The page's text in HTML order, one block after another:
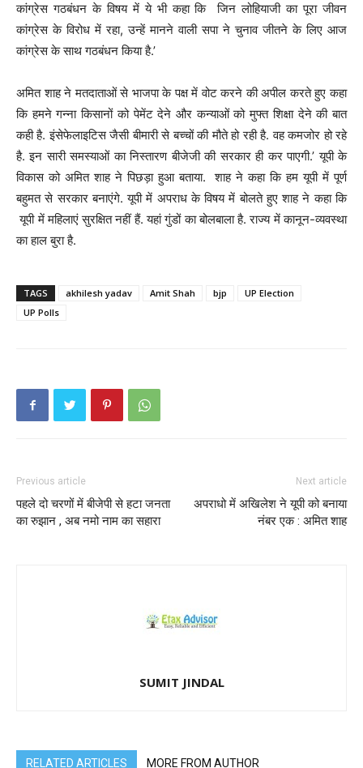
कांग्रेस गठबंधन के विषय में ये भी कहा कि जिन लोहियाजी का पूरा जीवन
कांग्रेस के विरोध में रहा, उन्हें मानने वाली सपा ने चुनाव जीतने के लिए आज
कांग्रेस के साथ गठबंधन किया है.’
अमित शाह ने मतदाताओं से भाजपा के पक्ष में वोट करने की अपील करते हुए कहा
कि हमने गन्ना किसानों को पेमेंट देने और कन्याओं को मुफ्त शिक्षा देने की बात
कही है. इंसेफेलाइटिस जैसी बीमारी से बच्चों की मौते हो रही है. वह कमजोर हो रहे
है. इन सारी समस्याओं का निस्तारण बीजेजी की सरकार ही कर पाएगी.’ यूपी के
विकास को अमित शाह ने पिछड़ा हुआ बताया. शाह ने कहा कि हम यूपी में पूर्ण
बहुमत से सरकार बनाएंगे. यूपी में अपराध के विषय में बोलते हुए शाह ने कहा कि
यूपी में महिलाएं सुरक्षित नहीं हैं. यहां गुंडों का बोलबाला है. राज्य में कानून-व्यवस्था
का हाल बुरा है.
TAGS akhilesh yadav Amit Shah bjp
UP Election
UP Polls
Previous article
पहले दो चरणों में बीजेपी से हटा जनता
का रुझान , अब नमो नाम का सहारा
Next article
अपराधो में अखिलेश ने यूपी को बनाया
नंबर एक : अमित शाह
SUMIT JINDAL
RELATED ARTICLES MORE FROM AUTHOR